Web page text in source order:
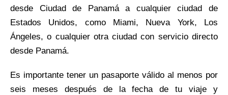
desde Ciudad de Panamá a cualquier ciudad de
Estados Unidos, como Miami, Nueva York, Los
Ángeles, o cualquier otra ciudad con servicio directo
desde Panamá.
Es importante tener un pasaporte válido al menos por
seis meses después de la fecha de tu viaje y